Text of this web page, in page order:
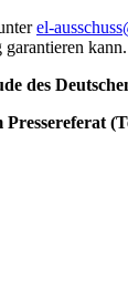
el-
kann.
des